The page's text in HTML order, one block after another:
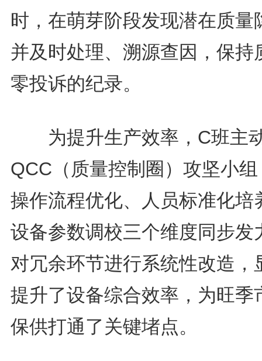
时，在萌芽阶段发现潜在质量
并及时处理、溯源查因，保持
零投诉的纪录。
为提升生产效率，C班主
QCC（质量控制圈）攻坚小
操作流程优化、人员标准化培
设备参数调校三个维度同步发
对冗余环节进行系统性改造，
提升了设备综合效率，为旺季
保供打通了关键堵点。